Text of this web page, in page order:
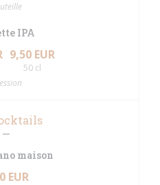
IPA
9,50 EUR
50 cl
maison
EUR